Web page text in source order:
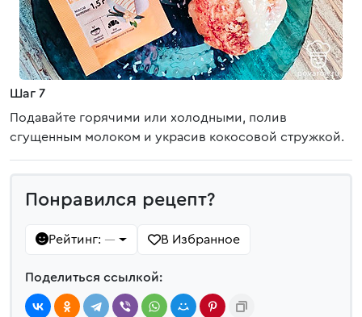
Шаг 7
Подавайте горячими или холодными, полив
сгущенным молоком и украсив кокосовой стружкой.
Понравился рецепт?
Рейтинг: — В Избранное
Поделиться ссылкой: